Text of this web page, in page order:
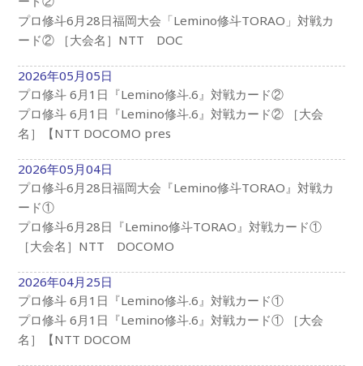
プロ修斗6月28日福岡大会「Lemino修斗TORAO」対戦カ
ード② ［大会名］NTT DOC
2026年05月05日
プロ修斗 6月1日『Lemino修斗.6』対戦カード②
プロ修斗 6月1日『Lemino修斗.6』対戦カード② ［大会
名］【NTT DOCOMO pres
2026年05月04日
プロ修斗6月28日福岡大会『Lemino修斗TORAO』対戦カ
ード①
プロ修斗6月28日『Lemino修斗TORAO』対戦カード①
［大会名］NTT DOCOMO
2026年04月25日
プロ修斗 6月1日『Lemino修斗.6』対戦カード①
プロ修斗 6月1日『Lemino修斗.6』対戦カード① ［大会
名］【NTT DOCOM